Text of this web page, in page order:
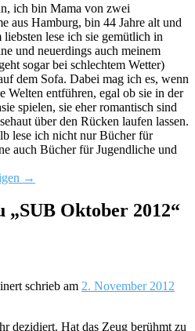
ich bin Mama von zwei
aus Hamburg, bin 44 Jahre alt und
lese ich sie gemütlich in
und neuerdings auch meinem
sogar bei schlechtem Wetter)
dem Sofa. Dabei mag ich es, wenn
Welten entführen, egal ob sie in der
spielen, sie eher romantisch sind
über den Rücken laufen lassen.
lese ich nicht nur Bücher für
auch Bücher für Jugendliche und
→
„SUB Oktober 2012“
schrieb am 2. November 2012
dezidiert. Hat das Zeug berühmt zu